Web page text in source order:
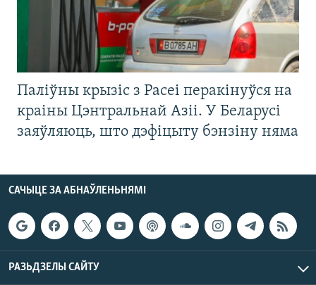
Паліўны крызіс з Расеі перакінуўся на
краіны Цэнтральнай Азіі. У Беларусі
заяўляюць, што дэфіцыту бэнзіну няма
САЧЫЦЕ ЗА АБНАЎЛЕНЬНЯМІ
РАЗЬДЗЕЛЫ САЙТУ